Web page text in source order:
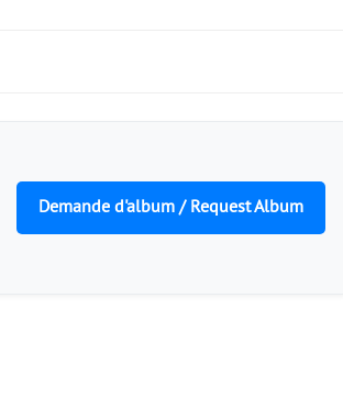
Demande d'album / Request Album